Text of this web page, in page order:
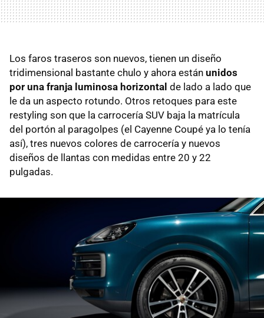
Los faros traseros son nuevos, tienen un diseño
tridimensional bastante chulo y ahora están unidos
por una franja luminosa horizontal de lado a lado que
le da un aspecto rotundo. Otros retoques para este
restyling son que la carrocería SUV baja la matrícula
del portón al paragolpes (el Cayenne Coupé ya lo tenía
así), tres nuevos colores de carrocería y nuevos
diseños de llantas con medidas entre 20 y 22
pulgadas.